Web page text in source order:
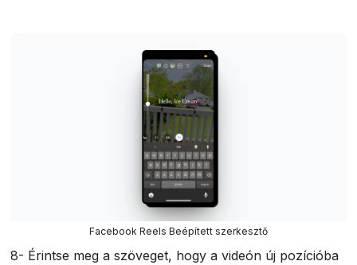
Facebook Reels Beépített szerkesztő
8- Érintse meg a szöveget, hogy a videón új pozícióba